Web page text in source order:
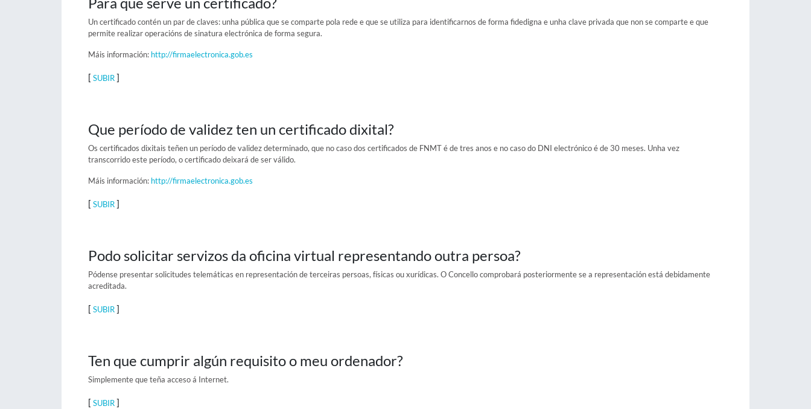
Un certificado contén un par de claves: unha pública que se comparte pola rede e que se utiliza para identificarnos de forma fidedigna e unha clave privada que non se comparte e que
permite realizar operacións de sinatura electrónica de forma segura.
Máis información: http://firmaelectronica.gob.es
[ SUBIR]
Que período de validez ten un certificado dixital?
Os certificados dixitais teñen un período de validez determinado, que no caso dos certificados de FNMT é de tres anos e no caso do DNI electrónico é de 30 meses. Unha vez
transcorrido este período, o certificado deixará de ser válido.
Máis información: http://firmaelectronica.gob.es
[ SUBIR]
Podo solicitar servizos da oficina virtual representando outra persoa?
Pódense presentar solicitudes telemáticas en representación de terceiras persoas, físicas ou xurídicas. O Concello comprobará posteriormente se a representación está debidamente
acreditada.
[ SUBIR]
Ten que cumprir algún requisito o meu ordenador?
Simplemente que teña acceso á Internet.
[ SUBIR]